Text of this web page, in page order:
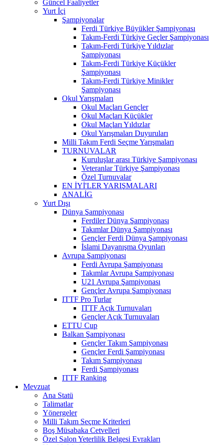
Güncel Faaliyetler
Yurt İçi
Şampiyonalar
Ferdi Türkiye Büyükler Şampiyonası
Takım-Ferdi Türkiye Geçler Şampiyonası
Takım-Ferdi Türkiye Yıldızlar
Şampiyonası
Takım-Ferdi Türkiye Küçükler
Şampiyonası
Takım-Ferdi Türkiye Minikler
Şampiyonası
Okul Yarışmaları
Okul Maçları Gençler
Okul Maçları Küçükler
Okul Maçları Yıldızlar
Okul Yarışmaları Duyuruları
Milli Takım Ferdi Seçme Yarışmaları
TURNUVALAR
Kuruluşlar arası Türkiye Şampiyonası
Veteranlar Türkiye Şampiyonası
Özel Turnuvalar
EN İYİ'LER YARIŞMALARI
ANALİG
Yurt Dışı
Dünya Şampiyonası
Ferdiler Dünya Şampiyonası
Takımlar Dünya Şampiyonası
Gençler Ferdi Dünya Şampiyonası
İslami Dayanışma Oyunları
Avrupa Şampiyonası
Ferdi Avrupa Şampiyonası
Takımlar Avrupa Şampiyonası
U21 Avrupa Şampiyonası
Gençler Avrupa Şampiyonası
ITTF Pro Turlar
ITTF Açık Turnuvaları
Gençler Açık Turnuvaları
ETTU Cup
Balkan Şampiyonası
Gençler Takım Şampiyonası
Gençler Ferdi Şampiyonası
Takım Şampiyonası
Ferdi Şampiyonası
ITTF Ranking
Mevzuat
Ana Statü
Talimatlar
Yönergeler
Milli Takım Seçme Kriterleri
Boş Müsabaka Cetvelleri
Özel Salon Yeterlilik Belgesi Evrakları